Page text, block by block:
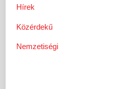
Hírek
Közérdekű
Nemzetiségi